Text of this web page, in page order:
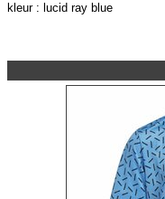
kleur : lucid ray blue